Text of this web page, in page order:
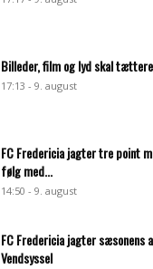
Billeder, film og lyd skal
17:13 - 9. august
FC Fredericia jagter tre point
følg med...
14:50 - 9. august
FC Fredericia jagter sæsonens
Vendsyssel